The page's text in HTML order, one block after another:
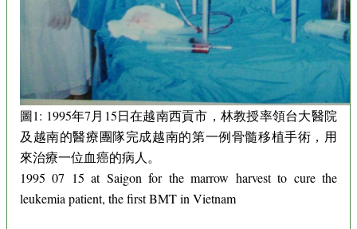
圖1: 1995年7月15日在越南西貢市，林教授率領台大醫院
及越南的醫療團隊完成越南的第一例骨髓移植手術，用
來治療一位血癌的病人。
1995 07 15 at Saigon for the marrow harvest to cure the
leukemia patient, the first BMT in Vietnam